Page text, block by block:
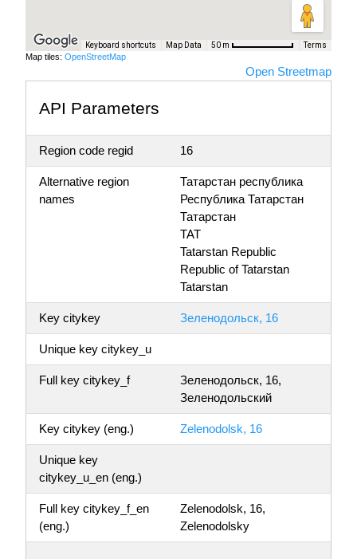
Keyboard shortcuts Map Data 50 m Terms
Map tiles: OpenStreetMap
Open Streetmap
API Parameters
Region code regid 16
Alternative region
names
Татарстан республика
Республика Татарстан
Татарстан
TAT
Tatarstan Republic
Republic of Tatarstan
Tatarstan
Key citykey Зеленодольск, 16
Unique key citykey_u
Full key citykey_f
Зеленодольск, 16,
Зеленодольский
Key citykey (eng.) Zelenodolsk, 16
Unique key
citykey_u_en (eng.)
Full key citykey_f_en
(eng.)
Zelenodolsk, 16,
Zelenodolsky